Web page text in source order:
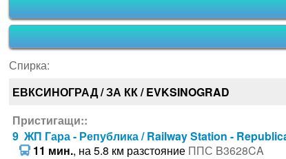
Спирка:
ЕВКСИНОГРАД / ЗА КК / EVKSINOGRAD
Пристигащи::
9 ЖП Гара - Република / Railway Station -
11 мин., на 5.8 км разстояние ППС B3628CA